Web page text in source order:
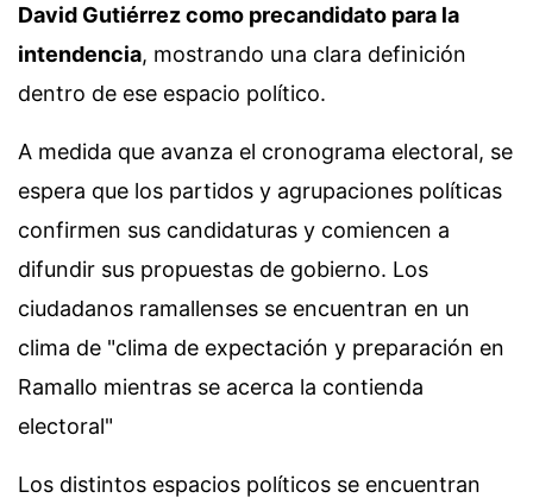
David Gutiérrez como precandidato para la
intendencia, mostrando una clara definición
dentro de ese espacio político.
A medida que avanza el cronograma electoral, se
espera que los partidos y agrupaciones políticas
confirmen sus candidaturas y comiencen a
difundir sus propuestas de gobierno. Los
ciudadanos ramallenses se encuentran en un
clima de "clima de expectación y preparación en
Ramallo mientras se acerca la contienda
electoral"
Los distintos espacios políticos se encuentran